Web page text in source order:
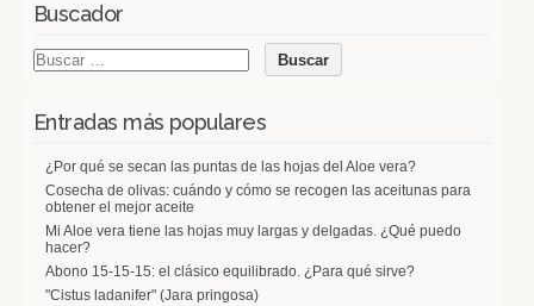
Buscador
Entradas más populares
¿Por qué se secan las puntas de las hojas del Aloe vera?
Cosecha de olivas: cuándo y cómo se recogen las aceitunas para
obtener el mejor aceite
Mi Aloe vera tiene las hojas muy largas y delgadas. ¿Qué puedo
hacer?
Abono 15-15-15: el clásico equilibrado. ¿Para qué sirve?
"Cistus ladanifer" (Jara pringosa)